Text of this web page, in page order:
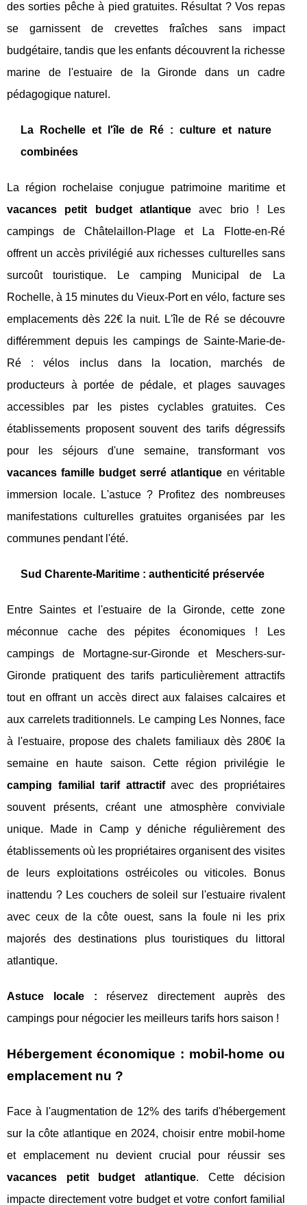
des sorties pêche à pied gratuites. Résultat ? Vos repas
se garnissent de crevettes fraîches sans impact
budgétaire, tandis que les enfants découvrent la richesse
marine de l'estuaire de la Gironde dans un cadre
pédagogique naturel.
La Rochelle et l'île de Ré : culture et nature
combinées
La région rochelaise conjugue patrimoine maritime et
vacances petit budget atlantique avec brio ! Les
campings de Châtelaillon-Plage et La Flotte-en-Ré
offrent un accès privilégié aux richesses culturelles sans
surcoût touristique. Le camping Municipal de La
Rochelle, à 15 minutes du Vieux-Port en vélo, facture ses
emplacements dès 22€ la nuit. L'île de Ré se découvre
différemment depuis les campings de Sainte-Marie-de-
Ré : vélos inclus dans la location, marchés de
producteurs à portée de pédale, et plages sauvages
accessibles par les pistes cyclables gratuites. Ces
établissements proposent souvent des tarifs dégressifs
pour les séjours d'une semaine, transformant vos
vacances famille budget serré atlantique en véritable
immersion locale. L'astuce ? Profitez des nombreuses
manifestations culturelles gratuites organisées par les
communes pendant l'été.
Sud Charente-Maritime : authenticité préservée
Entre Saintes et l'estuaire de la Gironde, cette zone
méconnue cache des pépites économiques ! Les
campings de Mortagne-sur-Gironde et Meschers-sur-
Gironde pratiquent des tarifs particulièrement attractifs
tout en offrant un accès direct aux falaises calcaires et
aux carrelets traditionnels. Le camping Les Nonnes, face
à l'estuaire, propose des chalets familiaux dès 280€ la
semaine en haute saison. Cette région privilégie le
camping familial tarif attractifavec des propriétaires
souvent présents, créant une atmosphère conviviale
unique. Made in Camp y déniche régulièrement des
établissements où les propriétaires organisent des visites
de leurs exploitations ostréicoles ou viticoles. Bonus
inattendu ? Les couchers de soleil sur l'estuaire rivalent
avec ceux de la côte ouest, sans la foule ni les prix
majorés des destinations plus touristiques du littoral
atlantique.
Astuce locale : réservez directement auprès des
campings pour négocier les meilleurs tarifs hors saison !
Hébergement économique : mobil-home ou
emplacement nu ?
Face à l'augmentation de 12% des tarifs d'hébergement
sur la côte atlantique en 2024, choisir entre mobil-home
et emplacement nu devient crucial pour réussir ses
vacances petit budget atlantique. Cette décision
impacte directement votre budget et votre confort familial